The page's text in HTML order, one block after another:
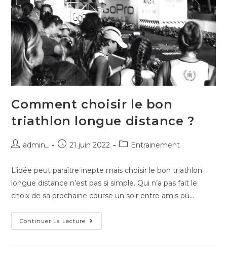
Comment choisir le bon
triathlon longue distance ?
admin_ 21 juin 2022 Entrainement
L’idée peut paraître inepte mais choisir le bon triathlon
longue distance n’est pas si simple. Qui n’a pas fait le
choix de sa prochaine course un soir entre amis où…
Continuer La Lecture